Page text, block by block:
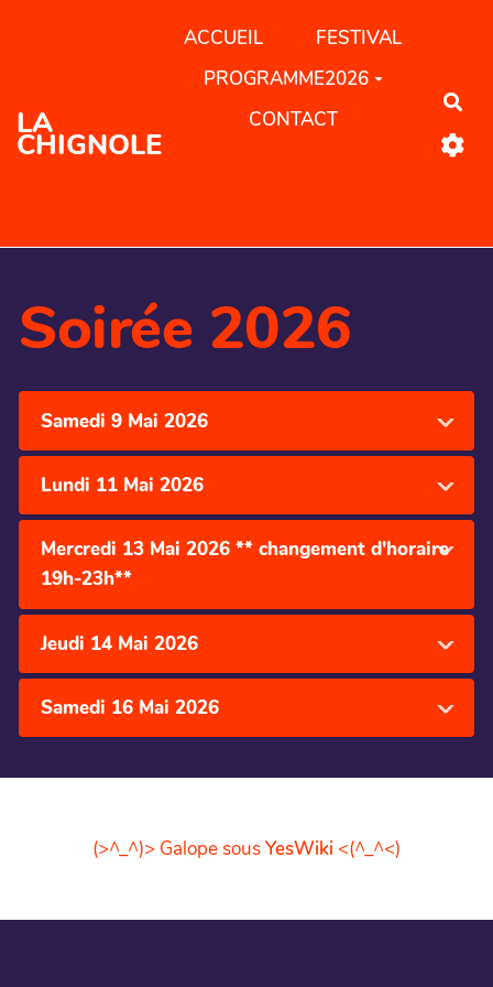
Aller au contenu principal
LA
CHIGNOLE
ACCUEIL
FESTIVAL
PROGRAMME2026
CONTACT
Soirée 2026
Samedi 9 Mai 2026
Lundi 11 Mai 2026
Mercredi 13 Mai 2026 ** changement d'horaire
19h-23h**
Jeudi 14 Mai 2026
Samedi 16 Mai 2026
(>^_^)> Galope sousYesWiki <(^_^<)